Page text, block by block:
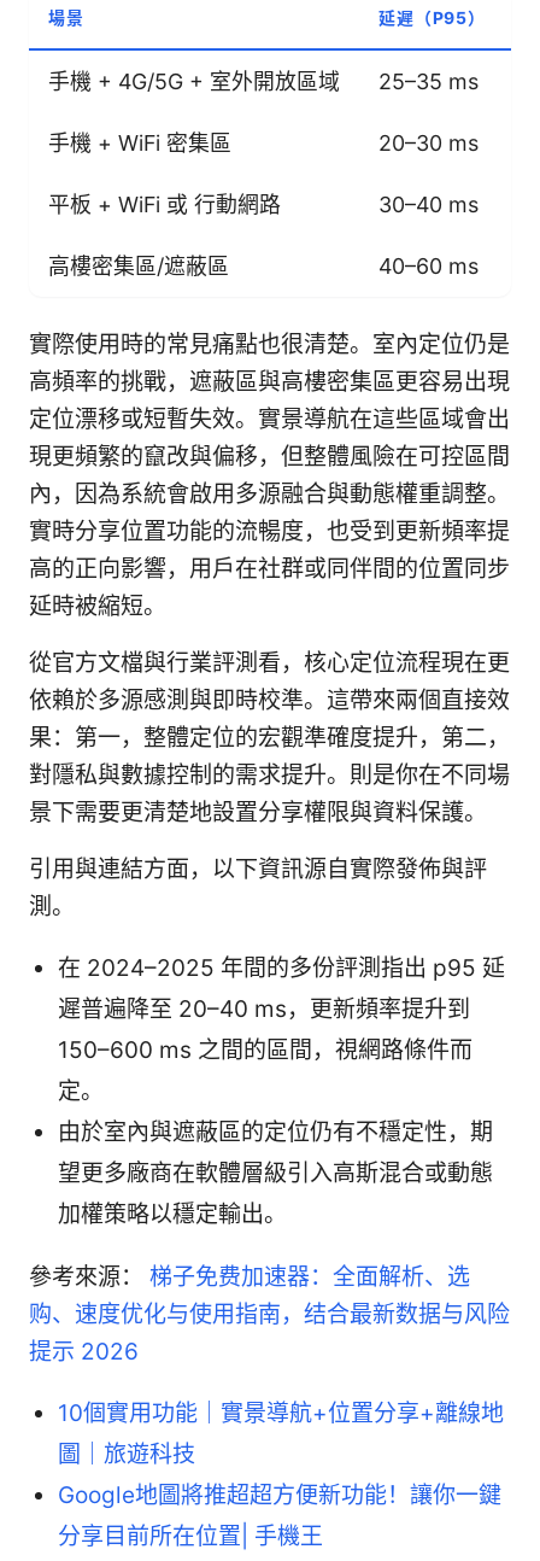
場景 延遲（P95）
手機 + 4G/5G + 室外開放區域 25–35 ms
手機 + WiFi 密集區 20–30 ms
平板 + WiFi 或 行動網路 30–40 ms
高樓密集區/遮蔽區 40–60 ms
實際使用時的常見痛點也很清楚。室內定位仍是
高頻率的挑戰，遮蔽區與高樓密集區更容易出現
定位漂移或短暫失效。實景導航在這些區域會出
現更頻繁的竄改與偏移，但整體風險在可控區間
內，因為系統會啟用多源融合與動態權重調整。
實時分享位置功能的流暢度，也受到更新頻率提
高的正向影響，用戶在社群或同伴間的位置同步
延時被縮短。
從官方文檔與行業評測看，核心定位流程現在更
依賴於多源感測與即時校準。這帶來兩個直接效
果：第一，整體定位的宏觀準確度提升，第二，
對隱私與數據控制的需求提升。則是你在不同場
景下需要更清楚地設置分享權限與資料保護。
引用與連結方面，以下資訊源自實際發佈與評
測。
在 2024–2025 年間的多份評測指出 p95 延
遲普遍降至 20–40 ms，更新頻率提升到
150–600 ms 之間的區間，視網路條件而
定。
由於室內與遮蔽區的定位仍有不穩定性，期
望更多廠商在軟體層級引入高斯混合或動態
加權策略以穩定輸出。
參考來源： 梯子免费加速器：全面解析、选
购、速度优化与使用指南，结合最新数据与风险
提示 2026
10個實用功能｜實景導航+位置分享+離線地
圖｜旅遊科技
Google地圖將推超超方便新功能！讓你一鍵
分享目前所在位置| 手機王